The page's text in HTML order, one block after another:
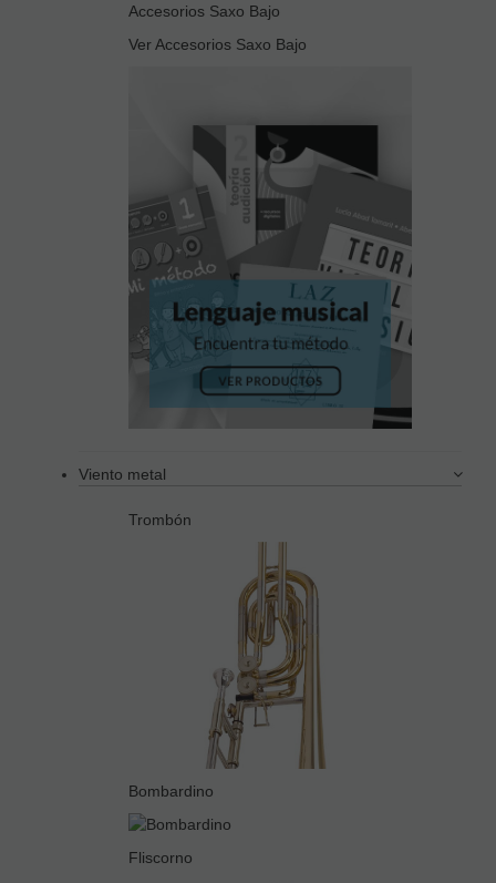
Accesorios Saxo Bajo
Ver Accesorios Saxo Bajo
Viento metal
Trombón
Bombardino
Fliscorno